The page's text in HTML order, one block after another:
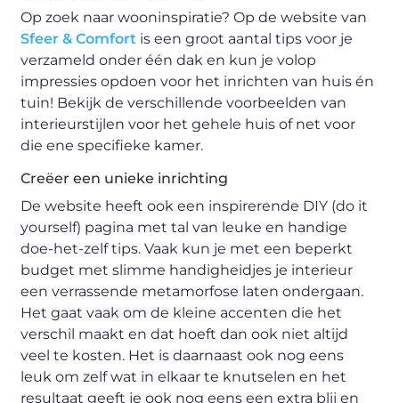
Op zoek naar wooninspiratie? Op de website van
Sfeer & Comfort is een groot aantal tips voor je
verzameld onder één dak en kun je volop
impressies opdoen voor het inrichten van huis én
tuin! Bekijk de verschillende voorbeelden van
interieurstijlen voor het gehele huis of net voor
die ene specifieke kamer.
Creëer een unieke inrichting
De website heeft ook een inspirerende DIY (do it
yourself) pagina met tal van leuke en handige
doe-het-zelf tips. Vaak kun je met een beperkt
budget met slimme handigheidjes je interieur
een verrassende metamorfose laten ondergaan.
Het gaat vaak om de kleine accenten die het
verschil maakt en dat hoeft dan ook niet altijd
veel te kosten. Het is daarnaast ook nog eens
leuk om zelf wat in elkaar te knutselen en het
resultaat geeft je ook nog eens een extra blij en